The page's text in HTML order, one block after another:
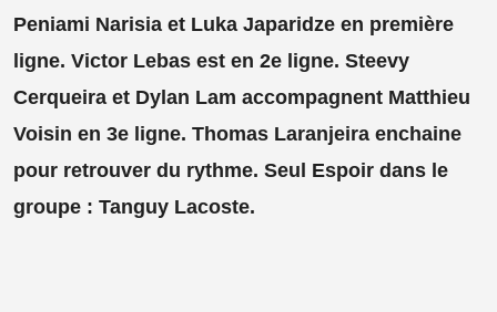
Peniami Narisia et Luka Japaridze en première
ligne. Victor Lebas est en 2e ligne. Steevy
Cerqueira et Dylan Lam accompagnent Matthieu
Voisin en 3e ligne. Thomas Laranjeira enchaine
pour retrouver du rythme. Seul Espoir dans le
groupe : Tanguy Lacoste.